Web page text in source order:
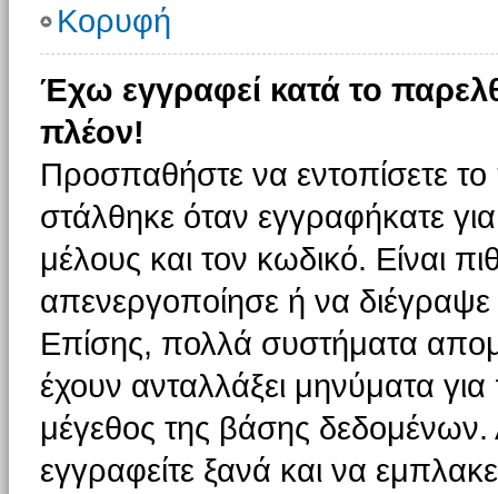
Κορυφή
Έχω εγγραφεί κατά το
πλέον!
Προσπαθήστε να εντοπίσετε
στάλθηκε όταν εγγραφήκατε
μέλους και τον κωδικό. Είναι
απενεργοποίησε ή να
Επίσης, πολλά συστήματα
έχουν ανταλλάξει μηνύματα
μέγεθος της βάσης
εγγραφείτε ξανά και να